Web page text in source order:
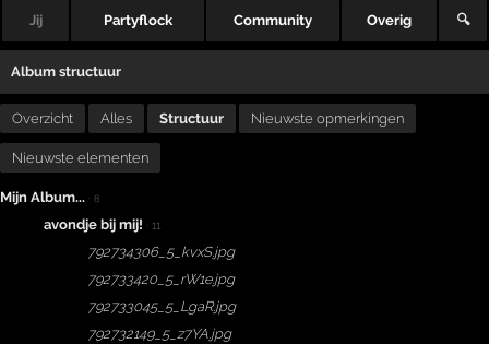
Jij Partyflock Community Overig 🔍
Album structuur
Overzicht Alles Structuur Nieuwste opmerkingen
Nieuwste elementen
Mijn Album... 8
avondje bij mij! · 11
792734306_5_kvxS.jpg
792733420_5_rW1e.jpg
792733045_5_LgaR.jpg
792732149_5_z7YA.jpg